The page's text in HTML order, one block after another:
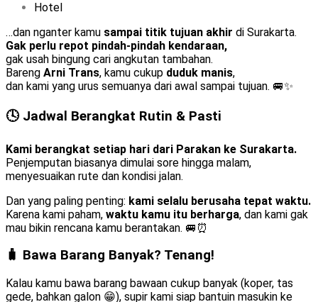
Hotel
…dan nganter kamu sampai titik tujuan akhir di Surakarta.
Gak perlu repot pindah-pindah kendaraan,
gak usah bingung cari angkutan tambahan.
Bareng Arni Trans, kamu cukup duduk manis,
dan kami yang urus semuanya dari awal sampai tujuan. 🚐✨
🕓 Jadwal Berangkat Rutin & Pasti
Kami berangkat setiap hari dari Parakan ke Surakarta.
Penjemputan biasanya dimulai sore hingga malam,
menyesuaikan rute dan kondisi jalan.
Dan yang paling penting: kami selalu berusaha tepat waktu.
Karena kami paham, waktu kamu itu berharga, dan kami gak
mau bikin rencana kamu berantakan. 🚐⏰
🧳 Bawa Barang Banyak? Tenang!
Kalau kamu bawa barang bawaan cukup banyak (koper, tas
gede, bahkan galon 😁), supir kami siap bantuin masukin ke